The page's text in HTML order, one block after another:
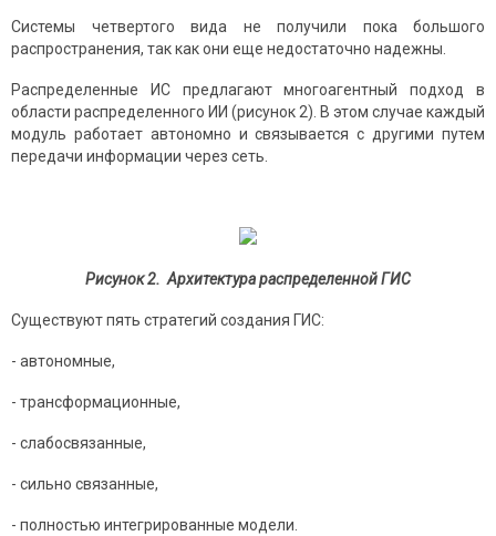
Системы четвертого вида не получили пока большого
распространения, так как они еще недостаточно надежны.
Распределенные ИС предлагают многоагентный подход в
области распределенного ИИ (рисунок 2). В этом случае каждый
модуль работает автономно и связывается с другими путем
передачи информации через сеть.
Рисунок 2. Архитектура распределенной ГИС
Существуют пять стратегий создания ГИС:
- автономные,
- трансформационные,
- слабосвязанные,
- сильно связанные,
- полностью интегрированные модели.